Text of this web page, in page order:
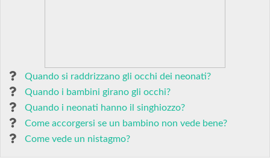
Quando si raddrizzano gli occhi dei neonati?
Quando i bambini girano gli occhi?
Quando i neonati hanno il singhiozzo?
Come accorgersi se un bambino non vede bene?
Come vede un nistagmo?